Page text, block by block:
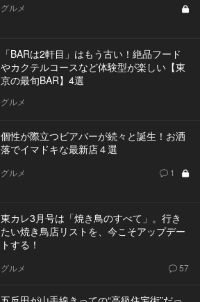
グルメ
「BARは2軒目」はもう古い！絶品フード
やカクテルコースなど体験型が楽しい【東
京の最旬BAR】4選
グルメ
個性が際立つビアバーが続々と誕生！お洒
落でイマドキな最新店４選
グルメ 1
東カレ3月号は「焼き鳥のすべて」。行き
たい焼き鳥店リストを、今こそアップデー
トする！
グルメ 57